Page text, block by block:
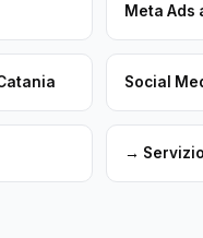
Meta Ads
Social
→